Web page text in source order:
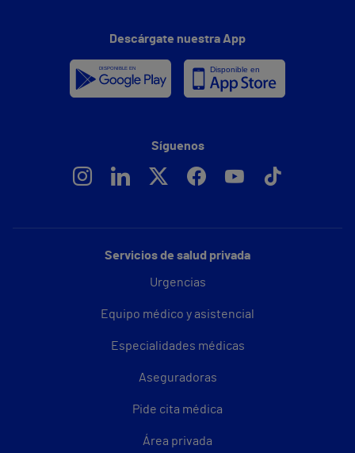
Servicios de salud privada
Urgencias
Equipo médico y asistencial
Especialidades médicas
Aseguradoras
Pide cita médica
Área privada
Descárgate nuestra App
Síguenos